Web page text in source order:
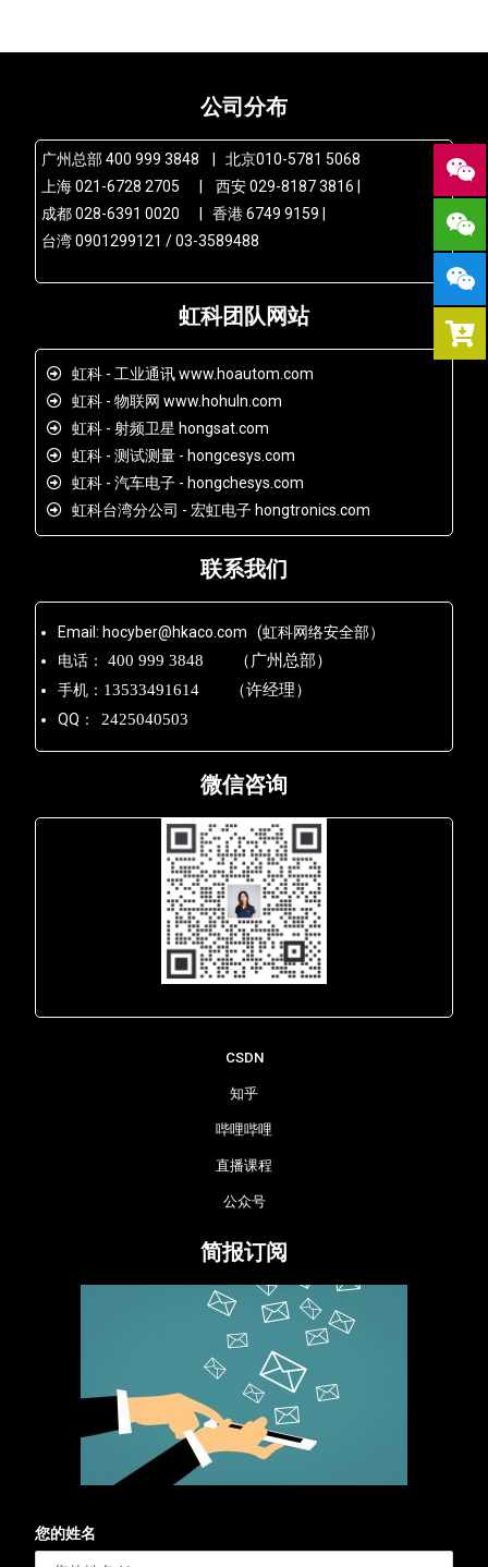
公司分布
广州总部 400 999 3848 | 北京010-5781 5068
上海 021-6728 2705 | 西安 029-8187 3816 |
成都 028-6391 0020 | 香港 6749 9159 |
台湾 0901299121 / 03-3589488
虹科团队网站
虹科 - 工业通讯 www.hoautom.com
虹科 - 物联网 www.hohuln.com
虹科 - 射频卫星 hongsat.com
虹科 - 测试测量 - hongcesys.com
虹科 - 汽车电子 - hongchesys.com
虹科台湾分公司 - 宏虹电子 hongtronics.com
联系我们
Email: hocyber@hkaco.com (虹科网络安全部）
电话：
400 999 3848 （广州总部）
手机： 13533491614 （许经理）
QQ： 2425040503
微信咨询
CSDN
知乎
哔哩哔哩
直播课程
公众号
简报订阅
您的姓名